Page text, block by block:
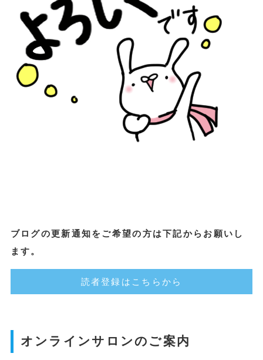
ブログの更新通知をご希望の方は下記からお願いし
ます。
読者登録はこちらから
オンラインサロンのご案内